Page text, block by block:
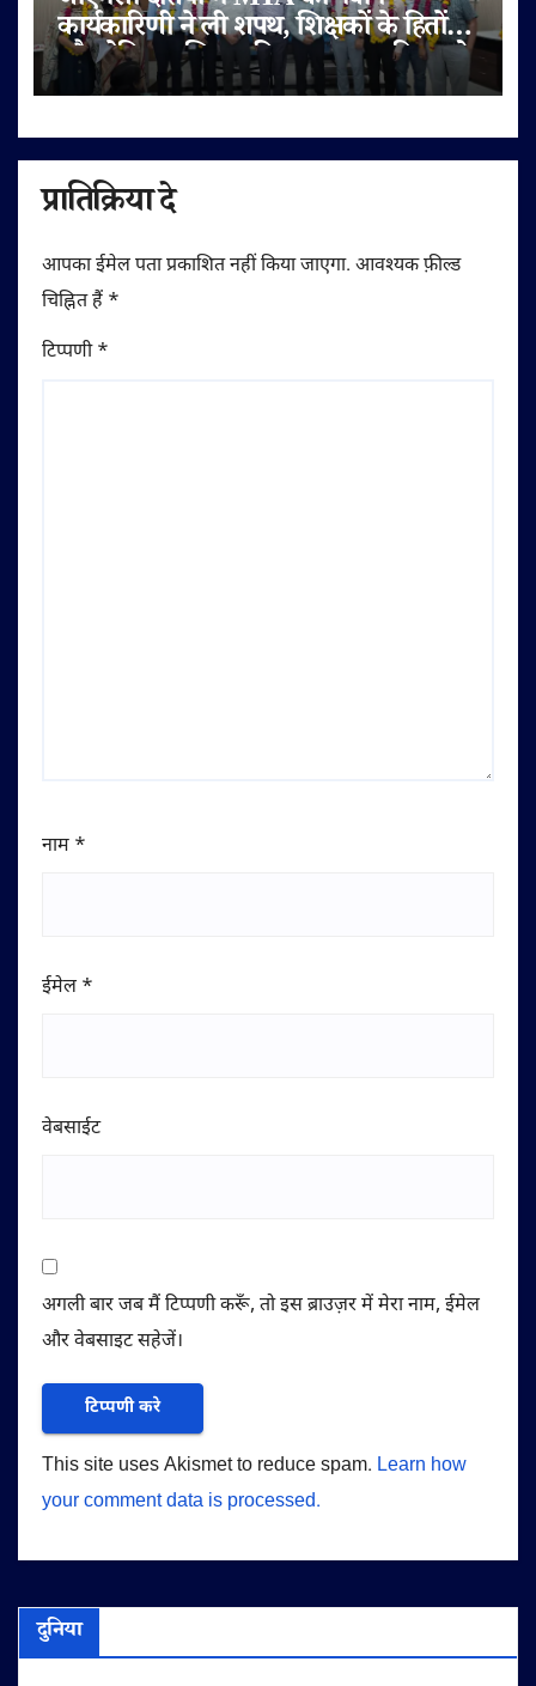
कार्यकारिणी ने ली शपथ, शिक्षकों के हितों
और मेडिकल शिक्षा की गुणवत्ता पर दिया जोर
प्रातिक्रिया दे
आपका ईमेल पता प्रकाशित नहीं किया जाएगा. आवश्यक फ़ील्ड
चिह्नित हैं *
टिप्पणी*
नाम *
ईमेल *
वेबसाईट
अगली बार जब मैं टिप्पणी करूँ, तो इस ब्राउज़र में मेरा नाम, ईमेल
और वेबसाइट सहेजें।
This site uses Akismet to reduce spam. Learn how
your comment data is processed.
दुनिया